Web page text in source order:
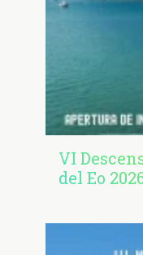
VI
del Eo